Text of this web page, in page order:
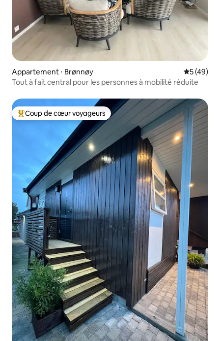
Appartement ⋅ Brønnøy
5 (49)
Tout à fait central pour les personnes à mobilité réduite
Coups de cœur voyageurs les plus appréciés
Coup de cœur voyageurs